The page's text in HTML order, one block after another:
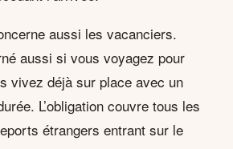
aussi les vacanciers.
aussi si vous voyagez pour
vivez déjà sur place avec un
L’obligation couvre tous les
étrangers entrant sur le